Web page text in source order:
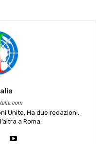
Unite. Ha due redazioni,
a Roma.